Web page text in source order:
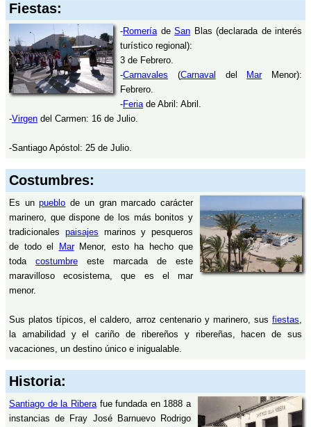
Fiestas:
-Romeríade San Blas (declarada de interés
turístico regional):
3 de Febrero.
-Carnavales (Carnaval del MarMenor):
Febrero.
-Feriade Abril: Abril.
-Virgen del Carmen: 16 de Julio.
-Santiago Apóstol: 25 de Julio.
Costumbres:
Es unpueblo de un gran marcado carácter
marinero, que dispone de los más bonitos y
tradicionales paisajes marinos y pesqueros
de todo el
MarMenor, esto ha hecho que
todacostumbre este marcada de este
maravilloso ecosistema, que es el mar
menor.
Sus platos típicos, el caldero, arroz centenario y marinero, sus fiestas,
la amabilidad y el cariño de ribereños y ribereñas, hacen de sus
vacaciones, un destino único e inigualable.
Historia:
Santiago de la Riberafue fundada en 1888 a
instancias de Fray José Barnuevo Rodrigo